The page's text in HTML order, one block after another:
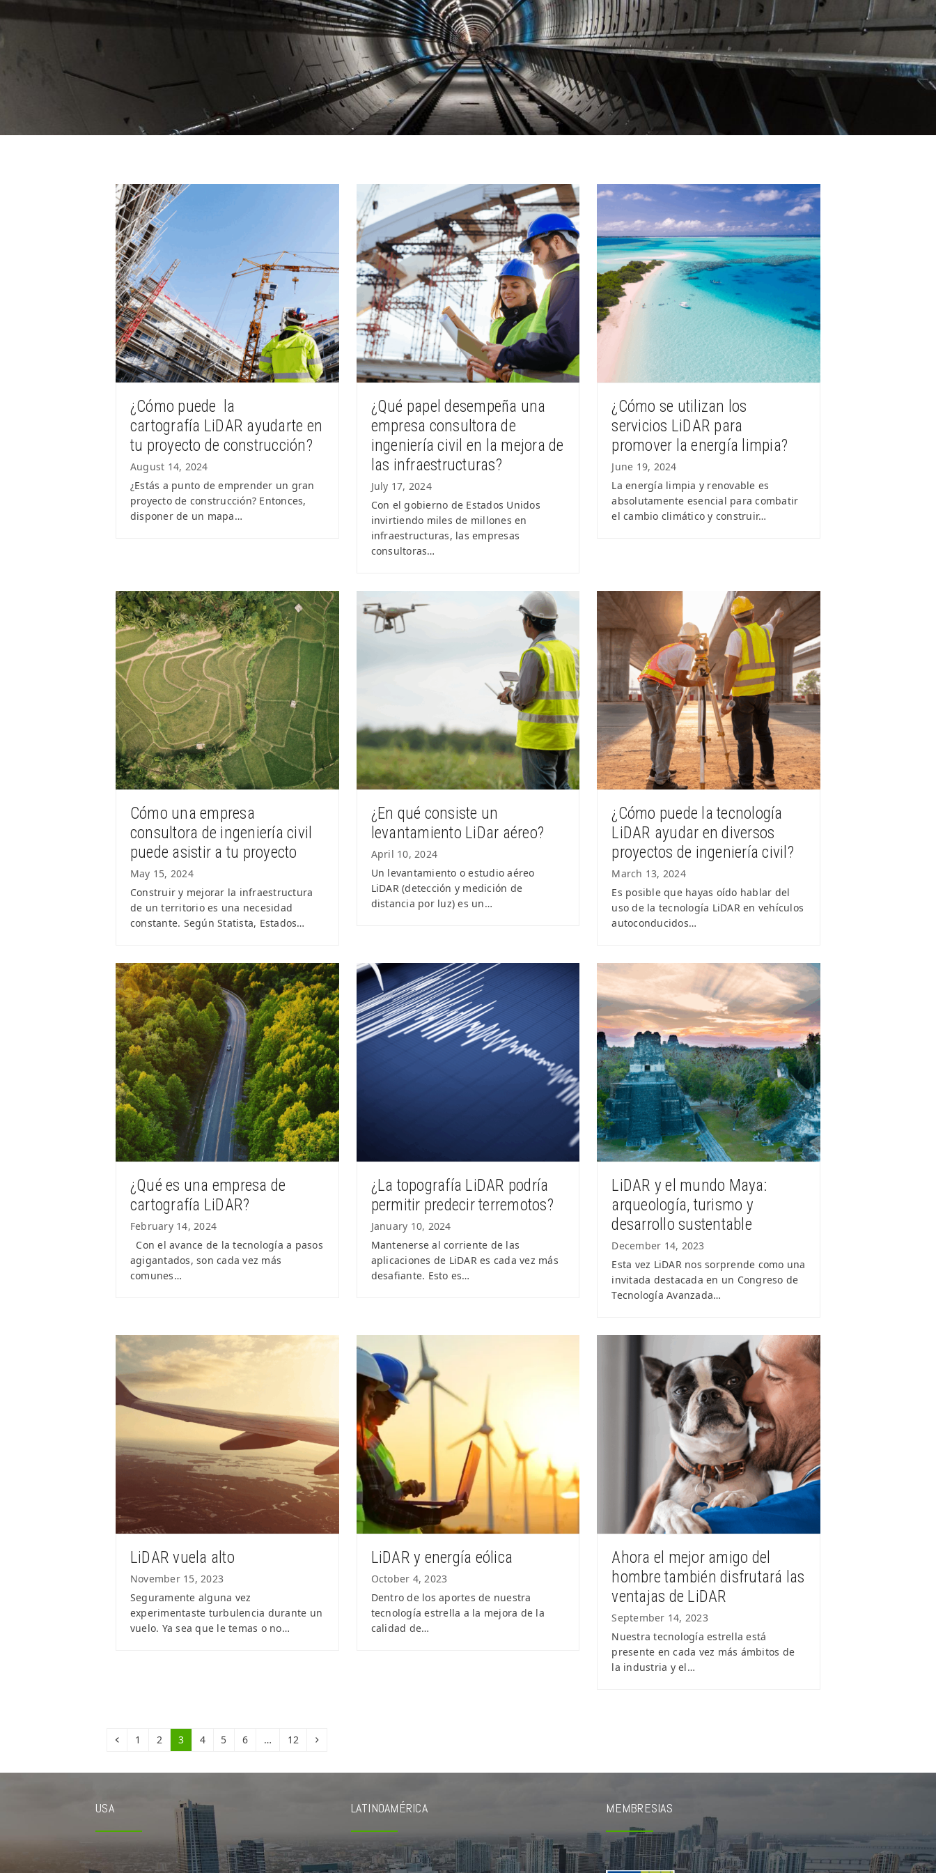
¿Cómo puede la
cartografía LiDAR ayudarte en
tu proyecto de construcción?
August 14, 2024
¿Estás a punto de emprender un gran
proyecto de construcción? Entonces,
disponer de un mapa…
¿Qué papel desempeña una
empresa consultora de
ingeniería civil en la mejora de
las infraestructuras?
July 17, 2024
Con el gobierno de Estados Unidos
invirtiendo miles de millones en
infraestructuras, las empresas
consultoras…
¿Cómo se utilizan los
servicios LiDAR para
promover la energía limpia?
June 19, 2024
La energía limpia y renovable es
absolutamente esencial para combatir
el cambio climático y construir…
Cómo una empresa
consultora de ingeniería civil
puede asistir a tu proyecto
May 15, 2024
Construir y mejorar la infraestructura
de un territorio es una necesidad
constante. Según Statista, Estados…
¿En qué consiste un
levantamiento LiDar aéreo?
April 10, 2024
Un levantamiento o estudio aéreo
LiDAR (detección y medición de
distancia por luz) es un…
¿Cómo puede la tecnología
LiDAR ayudar en diversos
proyectos de ingeniería civil?
March 13, 2024
Es posible que hayas oído hablar del
uso de la tecnología LiDAR en vehículos
autoconducidos…
¿Qué es una empresa de
cartografía LiDAR?
February 14, 2024
Con el avance de la tecnología a pasos
agigantados, son cada vez más
comunes…
¿La topografía LiDAR podría
permitir predecir terremotos?
January 10, 2024
Mantenerse al corriente de las
aplicaciones de LiDAR es cada vez más
desafiante. Esto es…
LiDAR y el mundo Maya:
arqueología, turismo y
desarrollo sustentable
December 14, 2023
Esta vez LiDAR nos sorprende como una
invitada destacada en un Congreso de
Tecnología Avanzada…
LiDAR vuela alto
November 15, 2023
Seguramente alguna vez
experimentaste turbulencia durante un
vuelo. Ya sea que le temas o no…
LiDAR y energía eólica
October 4, 2023
Dentro de los aportes de nuestra
tecnología estrella a la mejora de la
calidad de…
Ahora el mejor amigo del
hombre también disfrutará las
ventajas de LiDAR
September 14, 2023
Nuestra tecnología estrella está
presente en cada vez más ámbitos de
la industria y el…
Previous
Page
1 Page
2 Page
3 Page
4 Page
5 Page
6 … Page
12 Next
USA LATINOAMÉRICA MEMBRESIAS